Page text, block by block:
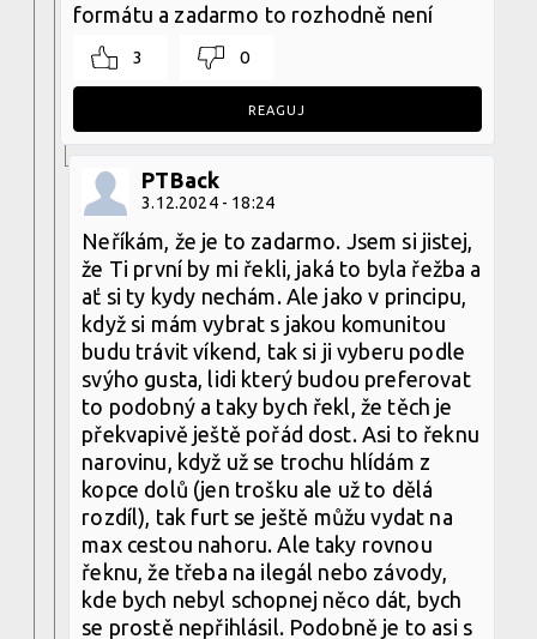
formátu a zadarmo to rozhodně není
3 0
REAGUJ
PTBack
3.12.2024 - 18:24
Neříkám, že je to zadarmo. Jsem si jistej,
že Ti první by mi řekli, jaká to byla řežba a
ať si ty kydy nechám. Ale jako v principu,
když si mám vybrat s jakou komunitou
budu trávit víkend, tak si ji vyberu podle
svýho gusta, lidi který budou preferovat
to podobný a taky bych řekl, že těch je
překvapivě ještě pořád dost. Asi to řeknu
narovinu, když už se trochu hlídám z
kopce dolů (jen trošku ale už to dělá
rozdíl), tak furt se ještě můžu vydat na
max cestou nahoru. Ale taky rovnou
řeknu, že třeba na ilegál nebo závody,
kde bych nebyl schopnej něco dát, bych
se prostě nepřihlásil. Podobně je to asi s